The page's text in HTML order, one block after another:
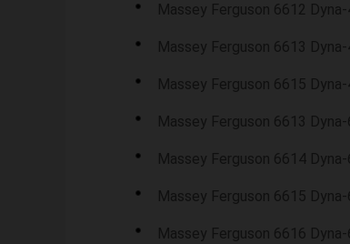
Massey Ferguson 6612 Dyna-
Massey Ferguson 6613 Dyna-
Massey Ferguson 6615 Dyna-
Massey Ferguson 6613 Dyna-
Massey Ferguson 6614 Dyna-
Massey Ferguson 6615 Dyna-
Massey Ferguson 6616 Dyna-